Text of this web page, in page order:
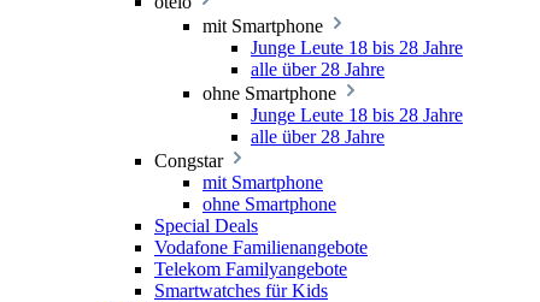
mit Smartphone
Junge Leute 18 bis 28 Jahre
alle über 28 Jahre
ohne Smartphone
Junge Leute 18 bis 28 Jahre
alle über 28 Jahre
Congstar
mit Smartphone
ohne Smartphone
Special Deals
Vodafone Familienangebote
Telekom Familyangebote
Smartwatches für Kids